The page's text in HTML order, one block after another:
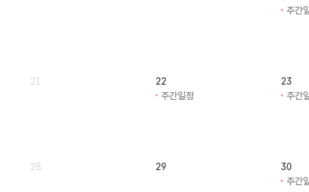
주간
21
22
주간일정
23
주간
28 29
30
주간